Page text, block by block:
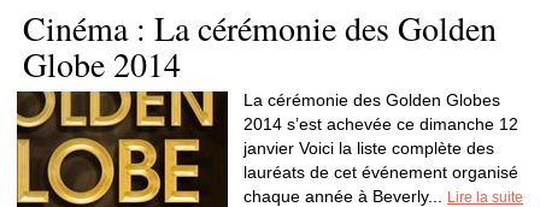
Cinéma : La cérémonie des Golden
Globe 2014
La cérémonie des Golden Globes
2014 s’est achevée ce dimanche 12
janvier Voici la liste complète des
lauréats de cet événement organisé
chaque année à Beverly...
Lire la suite